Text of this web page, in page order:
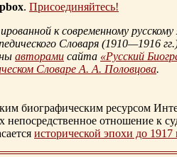
. Присоединяйтесь!
к современному русскому
Словаря (1910—1916 гг.
авторами сайта «Русский
Словаре А. А. Половцова.
биографическим ресурсом
отношение к
исторической эпохи до 1917